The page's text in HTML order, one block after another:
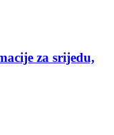
za srijedu,